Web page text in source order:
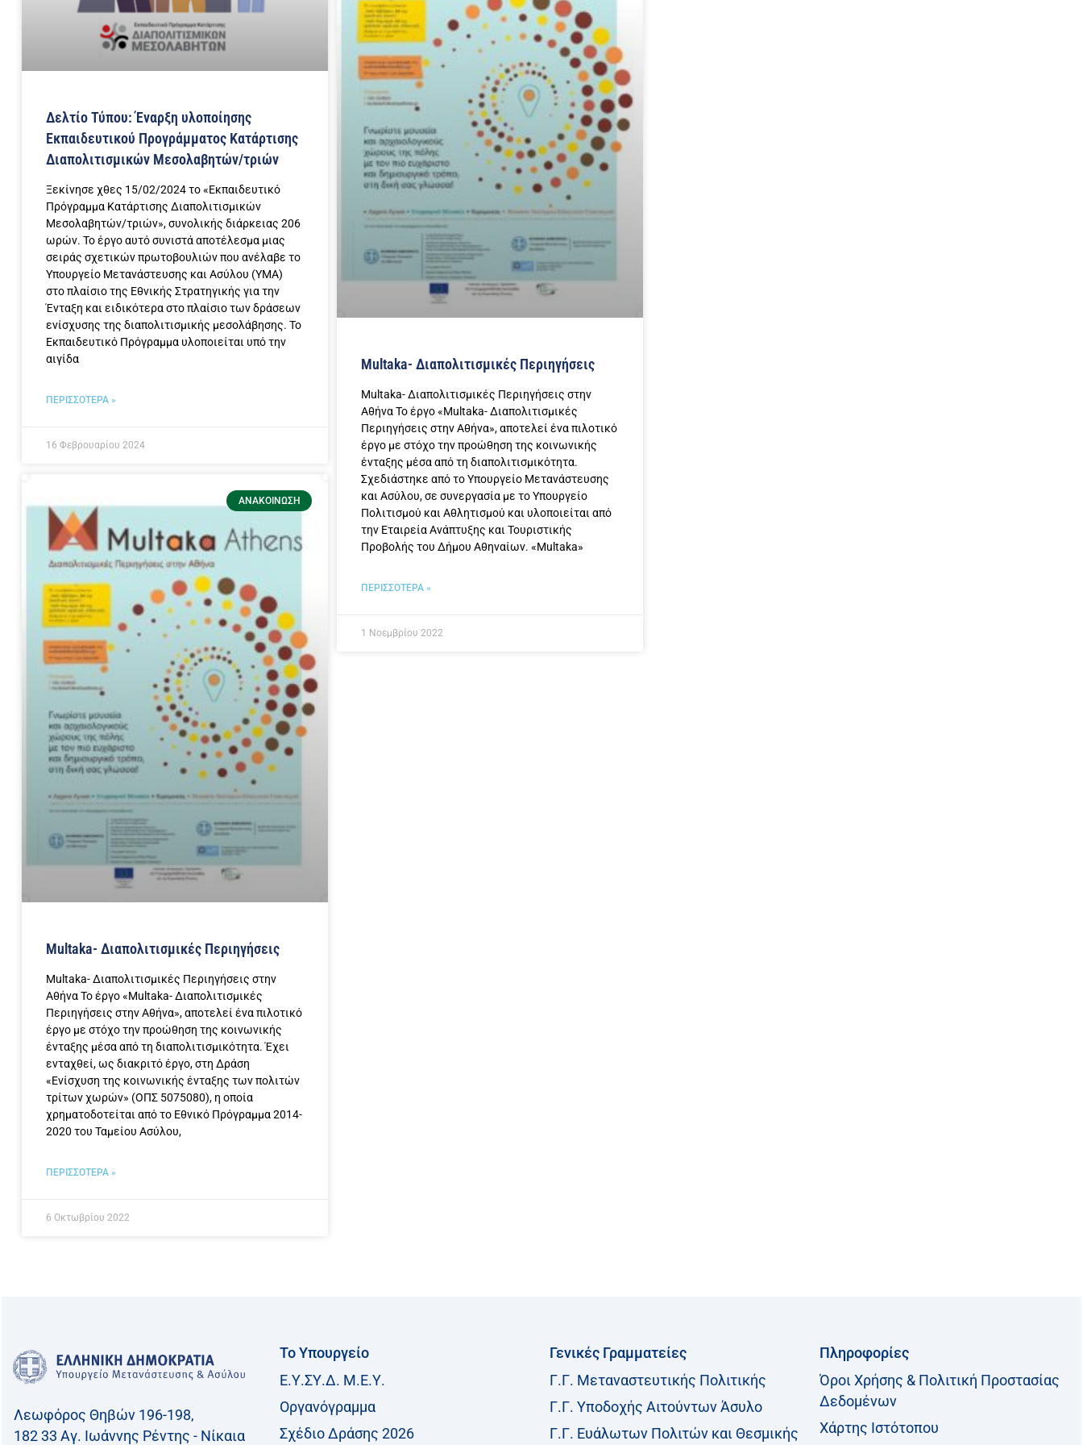
Δελτίο Τύπου: Έναρξη υλοποίησης
Εκπαιδευτικού Προγράμματος Κατάρτισης
Διαπολιτισμικών Μεσολαβητών/τριών
Ξεκίνησε χθες 15/02/2024 το «Εκπαιδευτικό
Πρόγραμμα Κατάρτισης Διαπολιτισμικών
Μεσολαβητών/τριών», συνολικής διάρκειας 206
ωρών. Το έργο αυτό συνιστά αποτέλεσμα μιας
σειράς σχετικών πρωτοβουλιών που ανέλαβε το
Υπουργείο Μετανάστευσης και Ασύλου (ΥΜΑ)
στο πλαίσιο της Εθνικής Στρατηγικής για την
Ένταξη και ειδικότερα στο πλαίσιο των δράσεων
ενίσχυσης της διαπολιτισμικής μεσολάβησης. Το
Εκπαιδευτικό Πρόγραμμα υλοποιείται υπό την
αιγίδα
ΠΕΡΙΣΣΟΤΕΡΑ »
16 Φεβρουαρίου 2024
Multaka- Διαπολιτισμικές Περιηγήσεις
Multaka- Διαπολιτισμικές Περιηγήσεις στην
Αθήνα Το έργο «Multaka- Διαπολιτισμικές
Περιηγήσεις στην Αθήνα», αποτελεί ένα πιλοτικό
έργο με στόχο την προώθηση της κοινωνικής
ένταξης μέσα από τη διαπολιτισμικότητα.
Σχεδιάστηκε από το Υπουργείο Μετανάστευσης
και Ασύλου, σε συνεργασία με το Υπουργείο
Πολιτισμού και Αθλητισμού και υλοποιείται από
την Εταιρεία Ανάπτυξης και Τουριστικής
Προβολής του Δήμου Αθηναίων. «Multaka»
ΠΕΡΙΣΣΟΤΕΡΑ »
1 Νοεμβρίου 2022
ΑΝΑΚΟΊΝΩΣΗ
Multaka- Διαπολιτισμικές Περιηγήσεις
Multaka- Διαπολιτισμικές Περιηγήσεις στην
Αθήνα Το έργο «Multaka- Διαπολιτισμικές
Περιηγήσεις στην Αθήνα», αποτελεί ένα πιλοτικό
έργο με στόχο την προώθηση της κοινωνικής
ένταξης μέσα από τη διαπολιτισμικότητα. Έχει
ενταχθεί, ως διακριτό έργο, στη Δράση
«Ενίσχυση της κοινωνικής ένταξης των πολιτών
τρίτων χωρών» (ΟΠΣ 5075080), η οποία
χρηματοδοτείται από το Εθνικό Πρόγραμμα 2014-
2020 του Ταμείου Ασύλου,
ΠΕΡΙΣΣΟΤΕΡΑ »
6 Οκτωβρίου 2022
Λεωφόρος Θηβών 196-198,
182 33 Aγ. Ιωάννης Ρέντης - Νίκαια
Το Υπουργείο
Ε.Υ.ΣΥ.Δ. Μ.Ε.Υ.
Οργανόγραμμα
Σχέδιο Δράσης 2026
Γενικές Γραμματείες
Γ.Γ. Μεταναστευτικής Πολιτικής
Γ.Γ. Υποδοχής Αιτούντων Άσυλο
Γ.Γ. Ευάλωτων Πολιτών και Θεσμικής
Πληροφορίες
Όροι Χρήσης & Πολιτική Προστασίας
Δεδομένων
Χάρτης Ιστότοπου